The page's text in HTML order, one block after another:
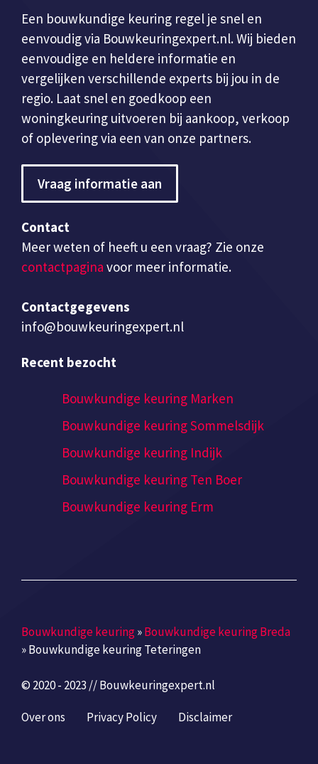
Een bouwkundige keuring regel je snel en
eenvoudig via Bouwkeuringexpert.nl. Wij bieden
eenvoudige en heldere informatie en
vergelijken verschillende experts bij jou in de
regio. Laat snel en goedkoop een
woningkeuring uitvoeren bij aankoop, verkoop
of oplevering via een van onze partners.
Vraag informatie aan
Contact
Meer weten of heeft u een vraag? Zie onze
contactpagina voor meer informatie.
Contactgegevens
info@bouwkeuringexpert.nl
Recent bezocht
Bouwkundige keuring Marken
Bouwkundige keuring Sommelsdijk
Bouwkundige keuring Indijk
Bouwkundige keuring Ten Boer
Bouwkundige keuring Erm
Bouwkundige keuring»Bouwkundige keuring Breda
»Bouwkundige keuring Teteringen
© 2020 - 2023 // Bouwkeuringexpert.nl
Over ons Privacy Policy Disclaimer